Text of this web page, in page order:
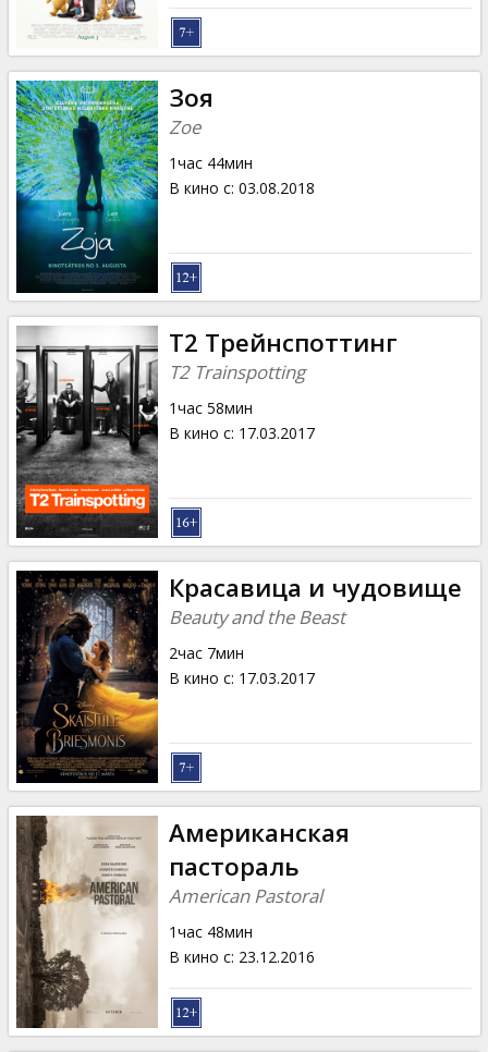
Зоя
Zoe
1час 44мин
В кино с: 03.08.2018
Т2 Трейнспоттинг
T2 Trainspotting
1час 58мин
В кино с: 17.03.2017
Красавица и чудовище
Beauty and the Beast
2час 7мин
В кино с: 17.03.2017
Американская
пастораль
American Pastoral
1час 48мин
В кино с: 23.12.2016